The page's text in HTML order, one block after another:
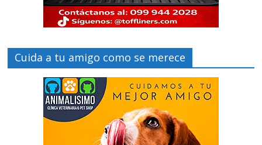
Cuida a tu amigo como se merece